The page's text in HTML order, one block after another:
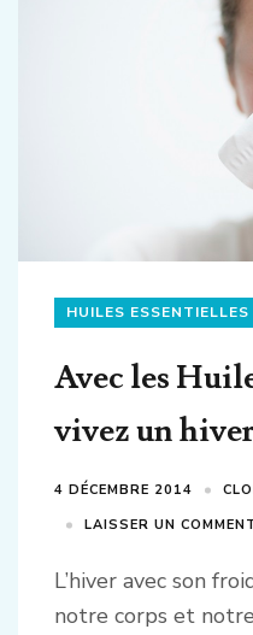
HUILES ESSENTIELLES
Avec les
vivez un
4 DÉCEMBRE 2014
LAISSER UN
L’hiver avec son
notre corps et